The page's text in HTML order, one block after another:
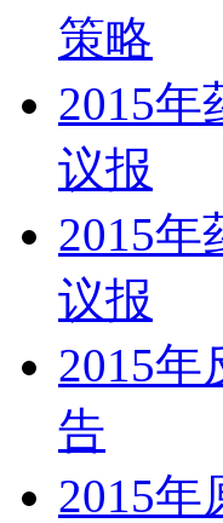
策略
2015
议报
2015
议报
2015
告
2015